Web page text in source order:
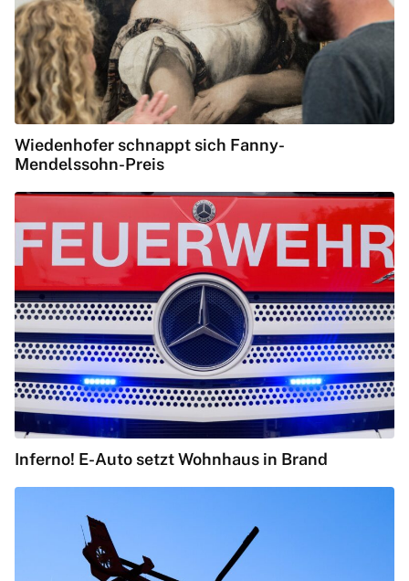
Wiedenhofer schnappt sich Fanny-
Mendelssohn-Preis
Inferno! E-Auto setzt Wohnhaus in Brand